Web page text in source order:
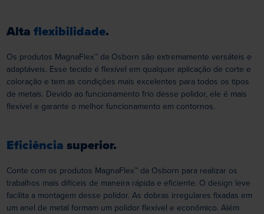
Altaflexibilidade.
Os produtos MagnaFlex™ da Osborn são extremamente versáteis e
adaptáveis. Esse tecido é flexível em qualquer aplicação de corte e
coloração e tem as condições mais excelentes para todos os tipos
de metais. Devido ao funcionamento frio desse polidor, ele é mais
flexível e garante o melhor funcionamento em contornos.
Eficiênciasuperior.
Conte com os produtos MagnaFlex™ da Osborn para realizar os
trabalhos mais difíceis de maneira rápida e eficiente. O design leve
facilita a montagem desse polidor. As dobras irregulares fixadas em
um anel de metal formam um polidor flexível e econômico. Além